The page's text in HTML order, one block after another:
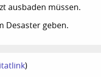
ausbaden müssen.
Desaster geben.
)